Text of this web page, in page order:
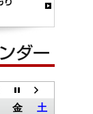
金 土